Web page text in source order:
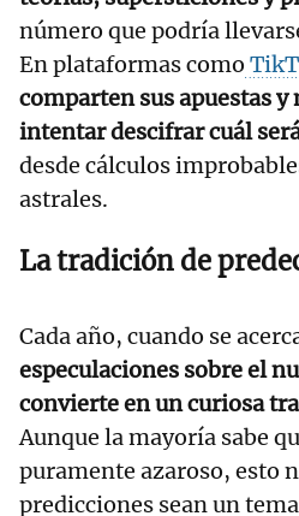
número que podría
En plataformas como
comparten sus apuestas y
intentar descifrar cuál
desde cálculos
astrales.
La tradición de
Cada año, cuando se
especulaciones sobre el
convierte en un curiosa
Aunque la mayoría sabe
puramente azaroso, esto
predicciones sean un